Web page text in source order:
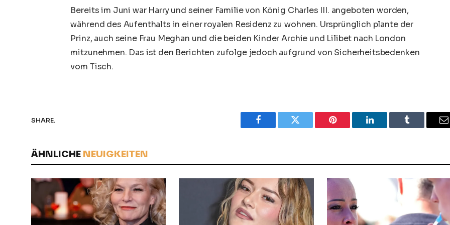
Bereits im Juni war Harry und seiner Familie von König Charles III. angeboten worden,
während des Aufenthalts in einer royalen Residenz zu wohnen. Ursprünglich plante der
Prinz, auch seine Frau Meghan und die beiden Kinder Archie und Lilibet nach London
mitzunehmen. Das ist den Berichten zufolge jedoch aufgrund von Sicherheitsbedenken
vom Tisch.
SHARE.
Facebook Twitter Pinterest LinkedIn Tumblr
ÄHNLICHE NEUIGKEITEN